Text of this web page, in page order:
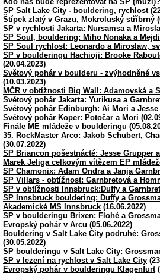
SP Salt Lake City - bouldering, rychlost
Štípek zlatý v Grazu, Mokroluský stříbrný
SP v rychlosti Jakarta: Nursamsa a
SP Soul, bouldering: Miho Nonaka a
SP Soul rychlost: Leonardo a Miroslaw,
SP v boulderingu Hachioji: Brooke
(20.04.2023)
Světový pohár v boulderu - zvýhodněné
(10.03.2023)
MČR v obtížnosti Big Wall: Adamovská a
Světový pohár Jakarta: Yurikusa a
Světový pohár Edinburgh: Ai Mori a Jesse
Světový pohár Koper: Potočar a Mori
Finále ME mládeže v boulderingu
35. RockMaster Arco: Jakob Schubert,
(30.07.2022)
SP Briancon pošestnácté: Jesse Grupper
Marek Jeliga celkovým vítězem EP
SP Chamonix: Adam Ondra a Janja
SP Villars - obtížnost: Garnbretová a
SP v obtížnosti Innsbruck:Duffy a
SP Innsbruck bouldering: Duffy a
Akademické MS Innsbruck (16.06.2022)
SP v boulderingu Brixen: Flohé a
Evropský pohár v Arcu (05.06.2022)
Bouldering v Salt Lake City podruhé:
(30.05.2022)
SP boulderingu v Salt Lake City:
SP v lezení na rychlost v Salt Lake City
Evropský pohár v boulderingu Klagenfurt